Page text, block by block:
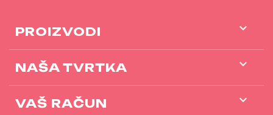
PROIZVODI 
NAŠA TVRTKA 
VAŠ RAČUN 